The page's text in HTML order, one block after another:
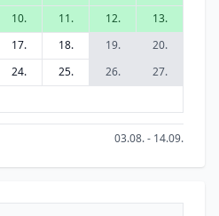
10. 11. 12.
13.
17. 18. 19.
20.
24. 25. 26.
27.
03.08. - 14.09.